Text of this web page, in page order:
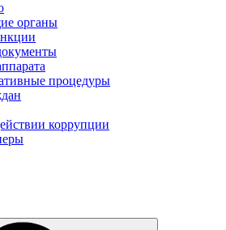
органы
процедуры
коррупции